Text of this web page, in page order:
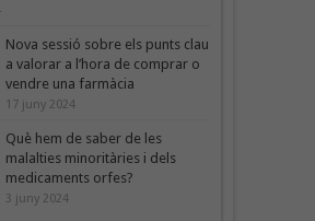
Nova sessió sobre els punts clau
a valorar a l’hora de comprar o
vendre una farmàcia
17 juny 2024
Què hem de saber de les
malalties minoritàries i dels
medicaments orfes?
3 juny 2024